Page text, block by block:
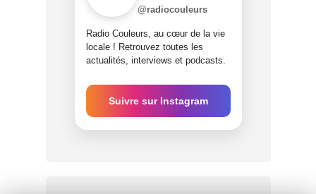
@radiocouleurs
Radio Couleurs, au cœur de la vie
locale ! Retrouvez toutes les
actualités, interviews et podcasts.
Suivre sur Instagram